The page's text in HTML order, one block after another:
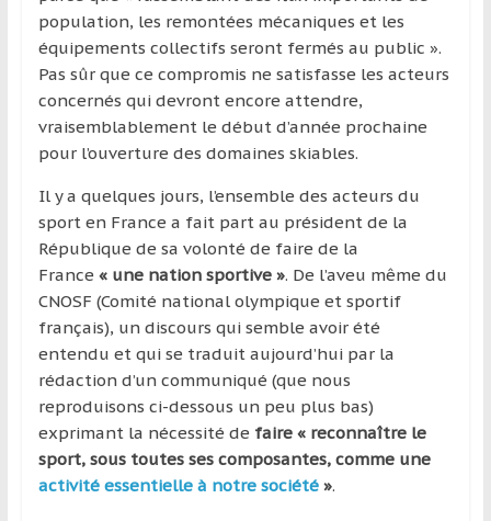
population, les remontées mécaniques et les
équipements collectifs seront fermés au public ».
Pas sûr que ce compromis ne satisfasse les acteurs
concernés qui devront encore attendre,
vraisemblablement le début d’année prochaine
pour l’ouverture des domaines skiables.
Il y a quelques jours, l’ensemble des acteurs du
sport en France a fait part au président de la
République de sa volonté de faire de la
France « une nation sportive ». De l’aveu même du
CNOSF (Comité national olympique et sportif
français), un discours qui semble avoir été
entendu et qui se traduit aujourd’hui par la
rédaction d’un communiqué (que nous
reproduisons ci-dessous un peu plus bas)
exprimant la nécessité defaire « reconnaître le
sport, sous toutes ses composantes, comme une
activité essentielle à notre société».